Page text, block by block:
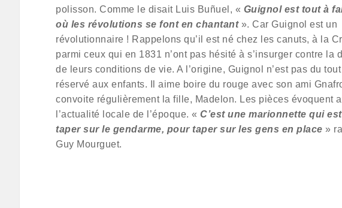
polisson. Comme le disait Luis Buñuel, « Guignol est tout à
où les révolutions se font en chantant». Car Guignol est un
révolutionnaire ! Rappelons qu’il est né chez les canuts, à la
parmi ceux qui en 1831 n’ont pas hésité à s’insurger contre la
de leurs conditions de vie. A l’origine, Guignol n’est pas du
réservé aux enfants. Il aime boire du rouge avec son ami
convoite régulièrement la fille, Madelon. Les pièces évoquent
l’actualité locale de l’époque. « C’est une marionnette qui
taper sur le gendarme, pour taper sur les gens en place »
Guy Mourguet.